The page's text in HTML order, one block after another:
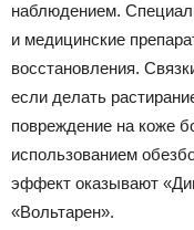
наблюдением.
и медицинские
восстановления.
если делать
повреждение на коже
использованием
эффект оказывают
«Вольтарен».